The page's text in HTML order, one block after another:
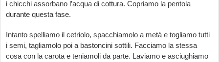
i chicchi assorbano l’acqua di cottura. Copriamo la pentola
durante questa fase.
Intanto spelliamo il cetriolo, spacchiamolo a metà e togliamo tutti
i semi, tagliamolo poi a bastoncini sottili. Facciamo la stessa
cosa con la carota e teniamoli da parte. Laviamo e asciughiamo